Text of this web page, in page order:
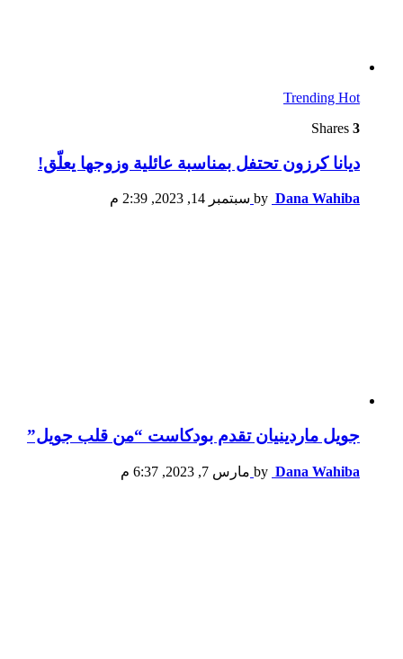
Trending Hot
3
ديانا كرزون تحتفل بمناسبة عائلية وزوجها يعلّق!
by Dana Wahiba سبتمبر 14, 2023, 2:39 م
جويل ماردينيان تقدم بودكاست “من قلب جويل”
by Dana Wahiba مارس 7, 2023, 6:37 م